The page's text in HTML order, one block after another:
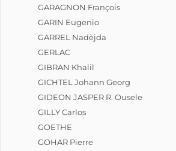
GARAGNON François
GARIN Eugenio
GARREL Nadèjda
GERLAC
GIBRAN Khalil
GICHTEL Johann Georg
GIDEON JASPER R. Ousele
GILLY Carlos
GOETHE
GOHAR Pierre